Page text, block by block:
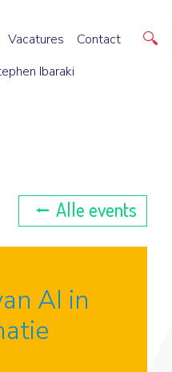
Ibaraki
Vacatures Contact
Alle events
AI in